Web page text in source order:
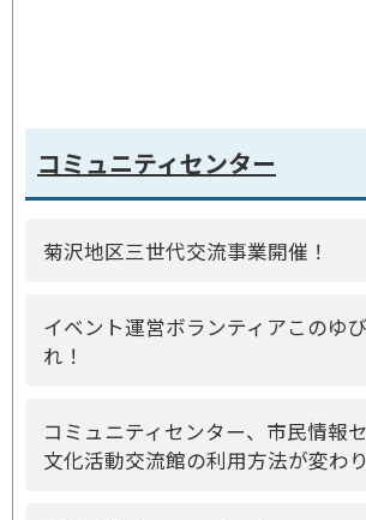
コミュニティセンター
菊沢地区三世代交流事業開催！
イベント運営ボランティアこのゆ
れ！
コミュニティセンター、市民情報セ
文化活動交流館の利用方法が変わ